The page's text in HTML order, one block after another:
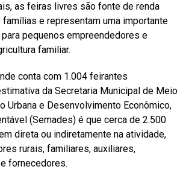
as feiras livres são fonte de renda
famílias e representam uma importante
pequenos empreendedores e
familiar.
conta com 1.004 feirantes
da Secretaria Municipal de Meio
Urbana e Desenvolvimento Econômico,
(Semades) é que cerca de 2.500
direta ou indiretamente na atividade,
rurais, familiares, auxiliares,
fornecedores.